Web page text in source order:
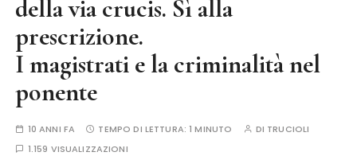
della via crucis. Sì alla
prescrizione.
I magistrati e la criminalità nel
ponente
10 ANNI FA TEMPO DI LETTURA:1 MINUTO DI TRUCIOLI
1.159 VISUALIZZAZIONI